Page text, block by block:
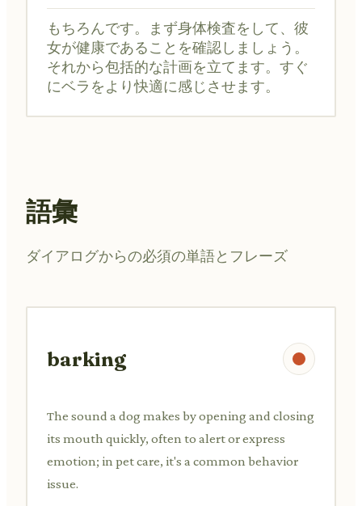
もちろんです。まず身体検査をして、彼
女が健康であることを確認しましょう。
それから包括的な計画を立てます。すぐ
にベラをより快適に感じさせます。
語彙
ダイアログからの必須の単語とフレーズ
barking
The sound a dog makes by opening and closing
its mouth quickly, often to alert or express
emotion; in pet care, it's a common behavior
issue.